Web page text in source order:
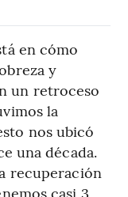
en cómo
y
un retroceso
la
nos ubicó
una década.
recuperación
casi 3